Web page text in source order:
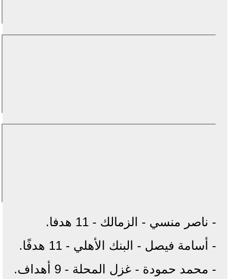
- ناصر منسي - الزمالك - 11 هدفا.
- أسامة فيصل - البنك الأهلي - 11 هدفًا.
- محمد حمودة - غزل المحلة - 9 أهداف.